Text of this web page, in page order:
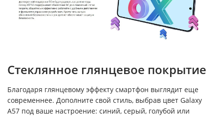
Стеклянное глянцевое покрытие
Благодаря глянцевому эффекту смартфон выглядит еще
современнее. Дополните свой стиль, выбрав цвет Galaxy
A57 под ваше настроение: синий, серый, голубой или